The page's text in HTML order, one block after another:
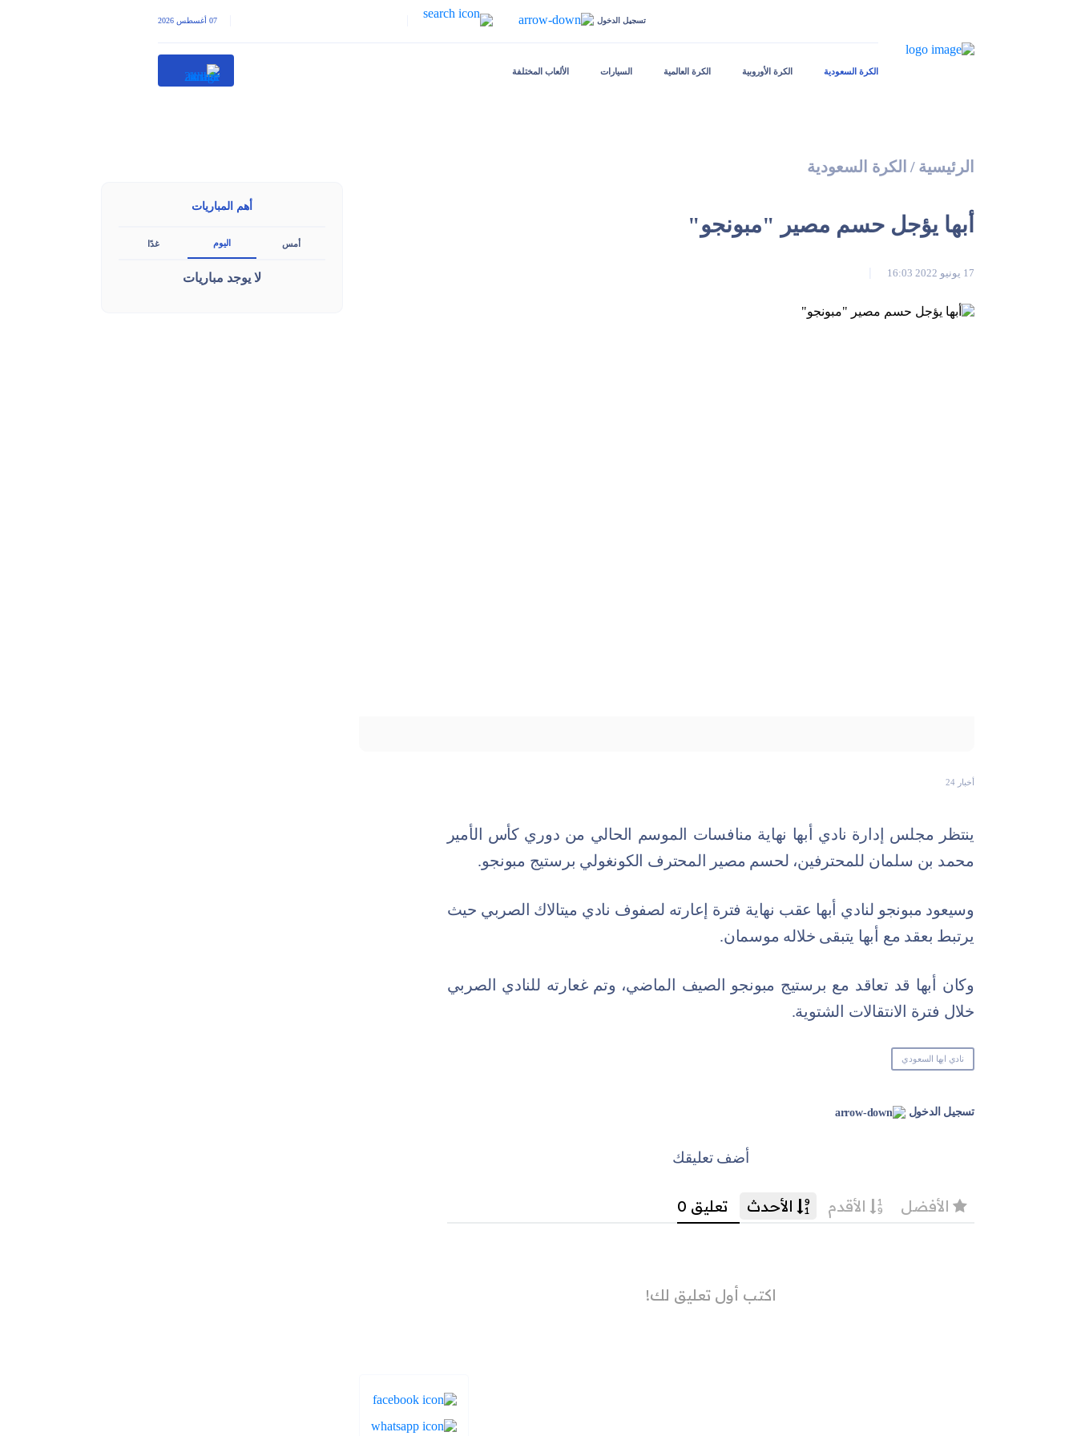
تسجيل الدخول 07 أغسطس 2026
الكرة السعودية الكرة الأوروبية الكرة العالمية السيارات الألعاب المختلفة
الرئيسية / الكرة السعودية
أبها يؤجل حسم مصير "مبونجو"
17 يونيو 2022 16:03
أخبار 24
ينتظر مجلس إدارة نادي أبها نهاية منافسات الموسم الحالي من دوري كأس الأمير
محمد بن سلمان للمحترفين، لحسم مصير المحترف الكونغولي برستيج مبونجو.
وسيعود مبونجو لنادي أبها عقب نهاية فترة إعارته لصفوف نادي ميتالاك الصربي حيث
يرتبط بعقد مع أبها يتبقى خلاله موسمان.
وكان أبها قد تعاقد مع برستيج مبونجو الصيف الماضي، وتم غعارته للنادي الصربي
خلال فترة الانتقالات الشتوية.
نادي ابها السعودي
تسجيل الدخول
أضف تعليقك
أهم المباريات
أمس اليوم غدًا
لا يوجد مباريات